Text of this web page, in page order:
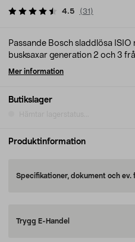
4.5 (31 )
Butikslager
Passande Bosch sladdlösa
busksaxar generation 2 och 3
Mer information
Produktinformation
Specifikationer, dokument och
Trygg E-Handel